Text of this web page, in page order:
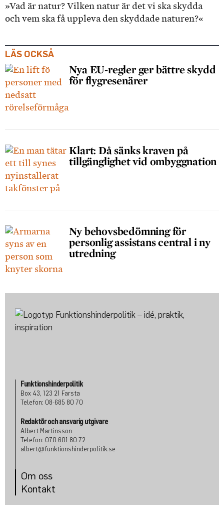
»Vad är natur? Vilken natur är det vi ska skydda
och vem ska få uppleva den skyddade naturen?«
LÄS OCKSÅ
Nya EU-regler ger bättre skydd
för flygresenärer
Klart: Då sänks kraven på
tillgänglighet vid ombyggnation
Ny behovsbedömning för
personlig assistans central i ny
utredning
Funktionshinderpolitik
Box 43, 123 21 Farsta
Telefon: 08-685 80 70
Redaktör och ansvarig utgivare
Albert Martinsson
Telefon: 070 601 80 72
albert@funktionshinderpolitik.se
Om oss
Kontakt